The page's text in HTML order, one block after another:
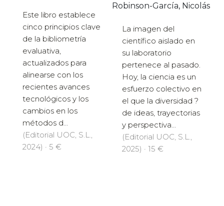
Este libro establece
cinco principios clave
de la bibliometría
evaluativa,
actualizados para
alinearse con los
recientes avances
tecnológicos y los
cambios en los
métodos d...
(Editorial UOC, S.L.,
2024) · 5 €
Robinson-García, Nicolás
La imagen del
científico aislado en
su laboratorio
pertenece al pasado.
Hoy, la ciencia es un
esfuerzo colectivo en
el que la diversidad ?
de ideas, trayectorias
y perspectiva...
(Editorial UOC, S.L.,
2025) · 15 €